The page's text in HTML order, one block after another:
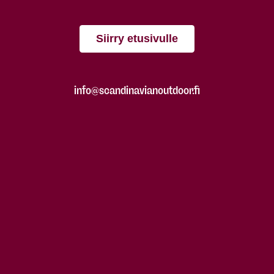
Siirry etusivulle
info@scandinavianoutdoor.fi